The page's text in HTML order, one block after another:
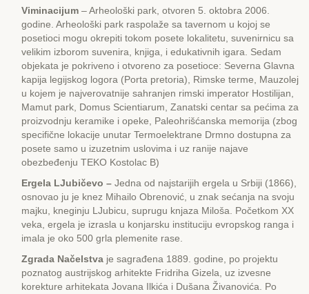
Viminacijum – Arheološki park, otvoren 5. oktobra 2006.
godine. Arheološki park raspolaže sa tavernom u kojoj se
posetioci mogu okrepiti tokom posete lokalitetu, suvenirnicu sa
velikim izborom suvenira, knjiga, i edukativnih igara. Sedam
objekata je pokriveno i otvoreno za posetioce: Severna Glavna
kapija legijskog logora (Porta pretoria), Rimske terme, Mauzolej
u kojem je najverovatnije sahranjen rimski imperator Hostilijan,
Mamut park, Domus Scientiarum, Zanatski centar sa pećima za
proizvodnju keramike i opeke, Paleohrišćanska memorija (zbog
specifične lokacije unutar Termoelektrane Drmno dostupna za
posete samo u izuzetnim uslovima i uz ranije najave
obezbeđenju TЕKO Kostolac B)
Еrgela LJubičevo – Jedna od najstarijih ergela u Srbiji (1866),
osnovao ju je knez Mihailo Obrenović, u znak sećanja na svoju
majku, kneginju LJubicu, suprugu knjaza Miloša. Početkom XX
veka, ergela je izrasla u konjarsku instituciju evropskog ranga i
imala je oko 500 grla plemenite rase.
Zgrada Načelstva je sagrađena 1889. godine, po projektu
poznatog austrijskog arhitekte Fridriha Gizela, uz izvesne
korekture arhitekata Jovana Ilkića i Dušana Živanovića. Po